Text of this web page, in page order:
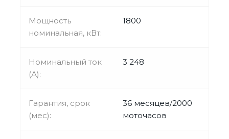
Мощность
номинальная, кВт:
1800
Номинальный ток
(А):
3 248
Гарантия, срок
(мес):
36 месяцев/2000
моточасов